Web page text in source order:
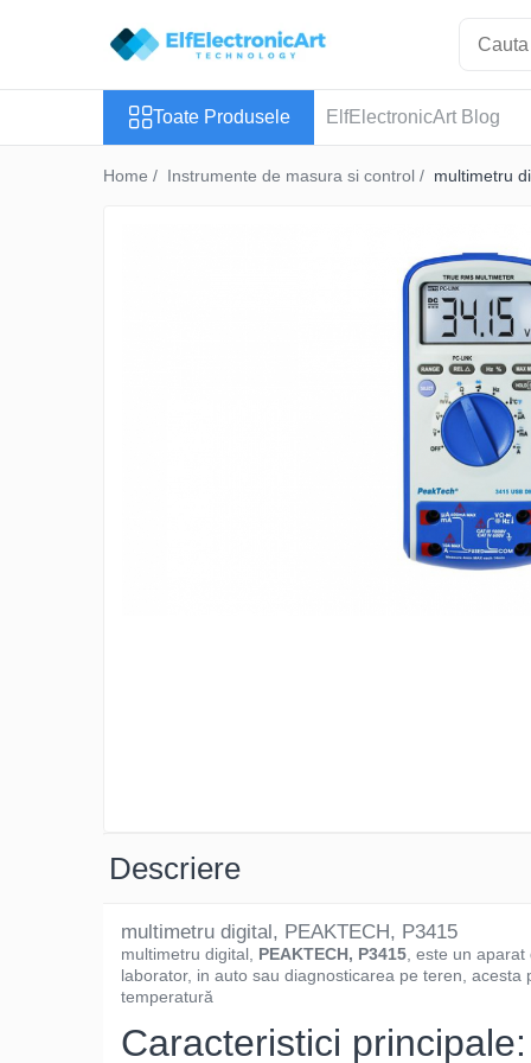
Osciloscoape UNI-T
Toate Produsele ElfElectronicArt Blog
Home / Instrumente de masura si control / multimetru
Descriere
multimetru digital, PEAKTECH, P3415
multimetru digital, PEAKTECH, P3415 , este un
laborator, in auto sau diagnosticarea pe teren,
temperatură
Caracteristici principale: